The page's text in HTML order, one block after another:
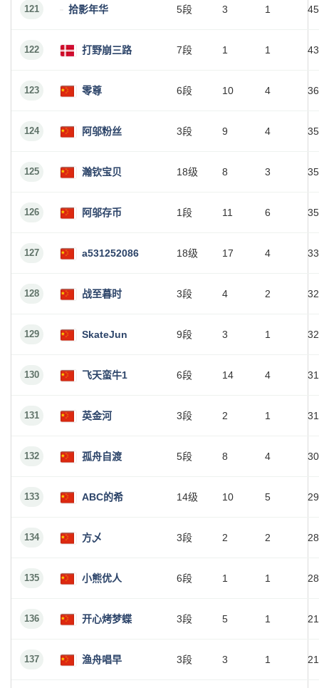
121 拾影年华 5段 3 1
122 打野崩三路 7段 1 1
123 零尊 6段 10 4
124 阿邬粉丝 3段 9 4
125 瀚钦宝贝 18级 8 3
126 阿邬存币 1段 11 6
127 a531252086 18级 17 4
128 战至暮时 3段 4 2
129 SkateJun 9段 3 1
130 飞天蛮牛1 6段 14 4
131 英金河 3段 2 1
132 孤舟自渡 5段 8 4
133 ABC的希 14级 10 5
134 方乄 3段 2 2
135 小熊优人 6段 1 1
136 开心烤梦蝶 3段 5 1
137 渔舟唱早 3段 3 1